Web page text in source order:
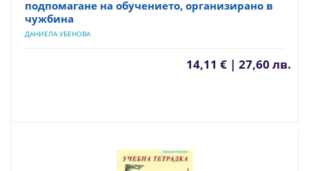
подпомагане на обучението, организирано в
чужбина
ДАНИЕЛА УБЕНОВА
14,11 € | 27,60 лв.